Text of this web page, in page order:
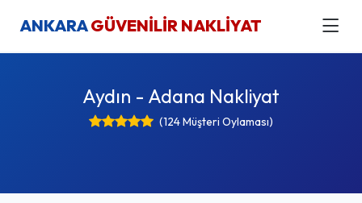
ANKARAGÜVENİLİR NAKLİYAT
Aydın - Adana Nakliyat
(124 Müşteri Oylaması)